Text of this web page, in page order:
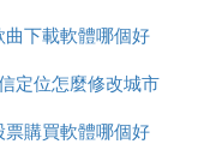
層梁木立柱承重
體
曲下載軟體哪個好
定位怎麼修改城市
軟體
票購買軟體哪個好